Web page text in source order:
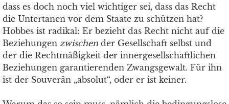
dass es doch noch viel wichtiger sei, dass das Recht
die Untertanen vor dem Staate zu schützen hat?
Hobbes ist radikal: Er bezieht das Recht nicht auf die
Beziehungen zwischen der Gesellschaft selbst und
der die Rechtmäßigkeit der innergesellschaftlichen
Beziehungen garantierenden Zwangsgewalt. Für ihn
ist der Souverän „absolut“, oder er ist keiner.